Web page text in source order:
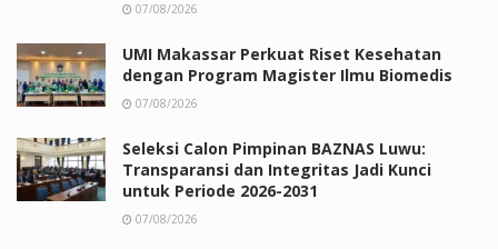
07/08/2026
UMI Makassar Perkuat Riset Kesehatan
dengan Program Magister Ilmu Biomedis
07/08/2026
Seleksi Calon Pimpinan BAZNAS Luwu:
Transparansi dan Integritas Jadi Kunci
untuk Periode 2026-2031
07/08/2026